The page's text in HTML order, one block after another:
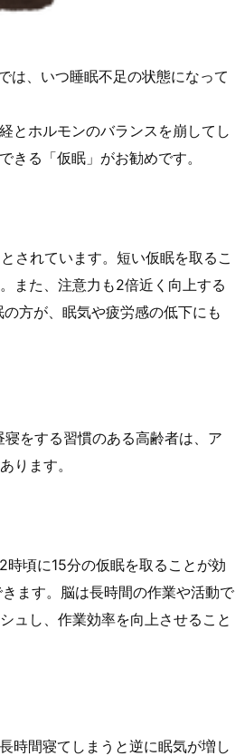
は、いつ睡眠不足の状態になって
とホルモンのバランスを崩してし
きる「仮眠」がお勧めです。
されています。短い仮眠を取るこ
また、注意力も2倍近く向上する
方が、眠気や疲労感の低下にも
をする習慣のある高齢者は、ア
ります。
頃に15分の仮眠を取ることが効
ます。脳は長時間の作業や活動で
ュし、作業効率を向上させること
時間寝てしまうと逆に眠気が増し